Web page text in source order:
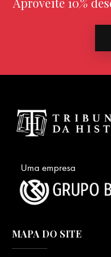
Uma empresa
MAPA DO SITE